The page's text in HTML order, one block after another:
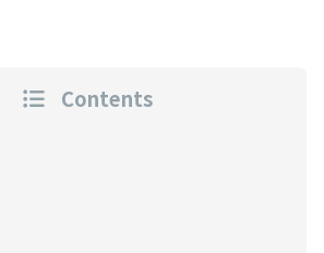
Contents